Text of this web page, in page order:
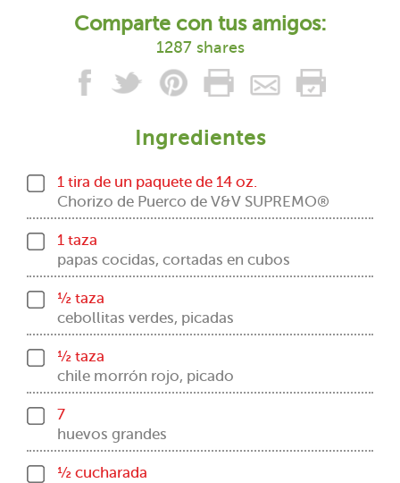
Comparte con tus amigos:
1287 shares
Ingredientes
1 tira de un paquete de 14 oz.
Chorizo de Puerco de V&V SUPREMO®
1 taza
papas cocidas, cortadas en cubos
½ taza
cebollitas verdes, picadas
½ taza
chile morrón rojo, picado
7
huevos grandes
½ cucharada